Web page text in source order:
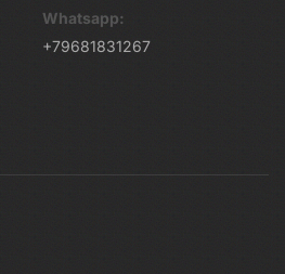
Whatsapp:
+79681831267